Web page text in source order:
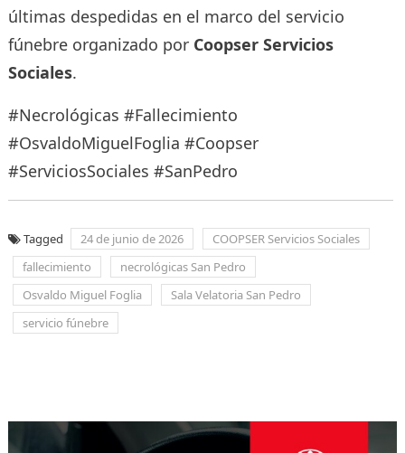
últimas despedidas en el marco del servicio
fúnebre organizado por Coopser Servicios
Sociales.
#Necrológicas #Fallecimiento
#OsvaldoMiguelFoglia #Coopser
#ServiciosSociales #SanPedro
Tagged 24 de junio de 2026
COOPSER Servicios Sociales
fallecimiento
necrológicas San Pedro
Osvaldo Miguel Foglia
Sala Velatoria San Pedro
servicio fúnebre
entradas